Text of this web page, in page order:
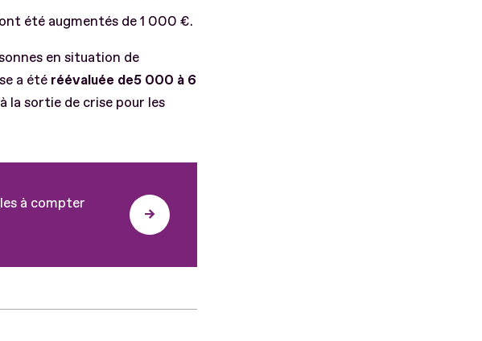
été augmentés de 1 000 €.
en situation de
a été réévaluée de5 000 à 6
la sortie de crise pour les
à compter